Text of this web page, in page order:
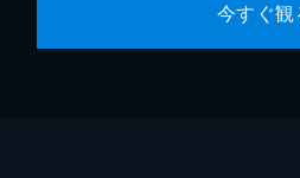
今すぐ観